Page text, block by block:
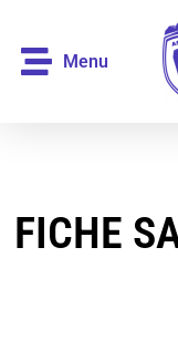
Menu
FICHE